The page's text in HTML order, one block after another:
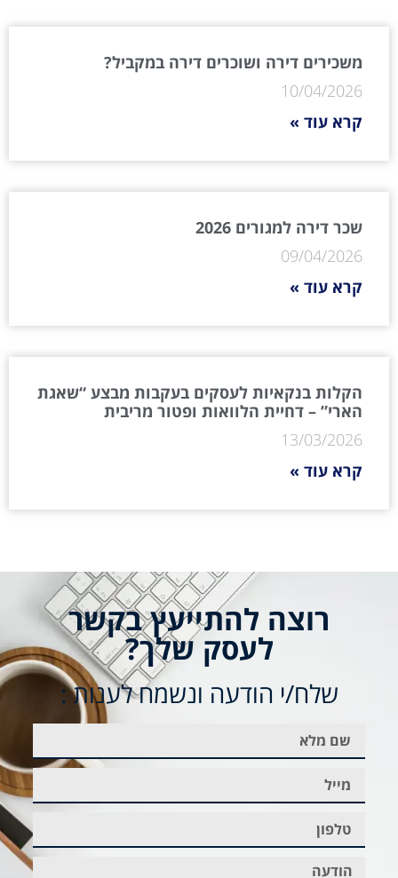
משכירים דירה ושוכרים דירה במקביל?
10/04/2026
קרא עוד »
שכר דירה למגורים 2026
09/04/2026
קרא עוד »
הקלות בנקאיות לעסקים בעקבות מבצע “שאגת
הארי” – דחיית הלוואות ופטור מריבית
13/03/2026
קרא עוד »
רוצה להתייעץ בקשר
לעסק שלך?
שלח/י הודעה ונשמח לענות :